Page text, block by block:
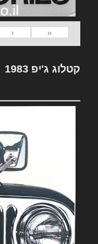
«
‹
קטלוג ג'יפ 1983